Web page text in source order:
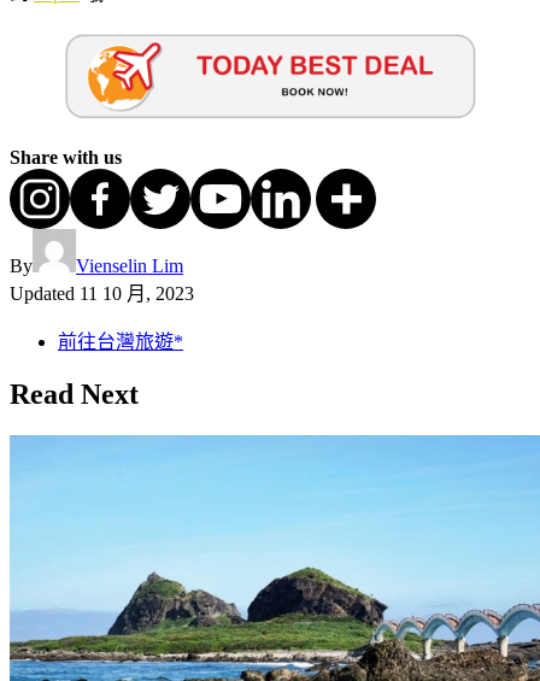
Share with us
By
Vienselin Lim
Updated 11 10 月, 2023
前往台灣旅遊*
Read Next